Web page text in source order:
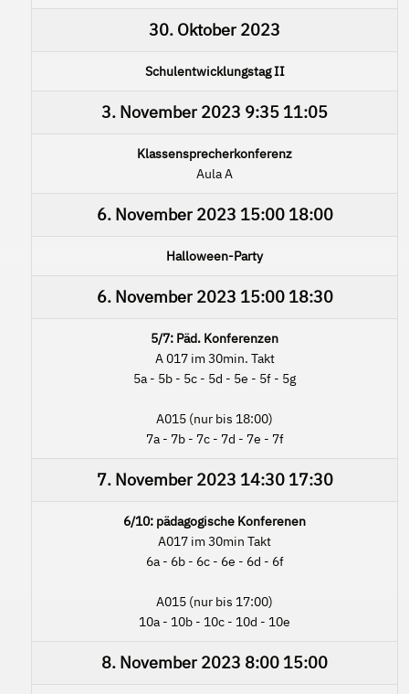
30. Oktober 2023
Schulentwicklungstag II
3. November 2023 9:35 11:05
Klassensprecherkonferenz
Aula A
6. November 2023 15:00 18:00
Halloween-Party
6. November 2023 15:00 18:30
5/7: Päd. Konferenzen
A 017 im 30min. Takt
5a - 5b - 5c - 5d - 5e - 5f - 5g
A015 (nur bis 18:00)
7a - 7b - 7c - 7d - 7e - 7f
7. November 2023 14:30 17:30
6/10: pädagogische Konferenen
A017 im 30min Takt
6a - 6b - 6c - 6e - 6d - 6f
A015 (nur bis 17:00)
10a - 10b - 10c - 10d - 10e
8. November 2023 8:00 15:00